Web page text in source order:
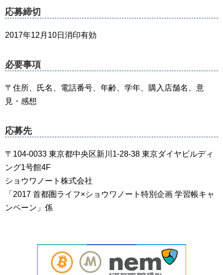
応募締切
2017年12月10日消印有効
必要事項
〒住所、氏名、電話番号、年齢、学年、購入店舗名、意
見・感想
応募先
〒104-0033 東京都中央区新川1-28-38 東京ダイヤビルディ
ング1号館4F
ショウワノート株式会社
「2017 首都圏ライフ×ショウワノート特別企画 学習帳キャ
ンペーン」係